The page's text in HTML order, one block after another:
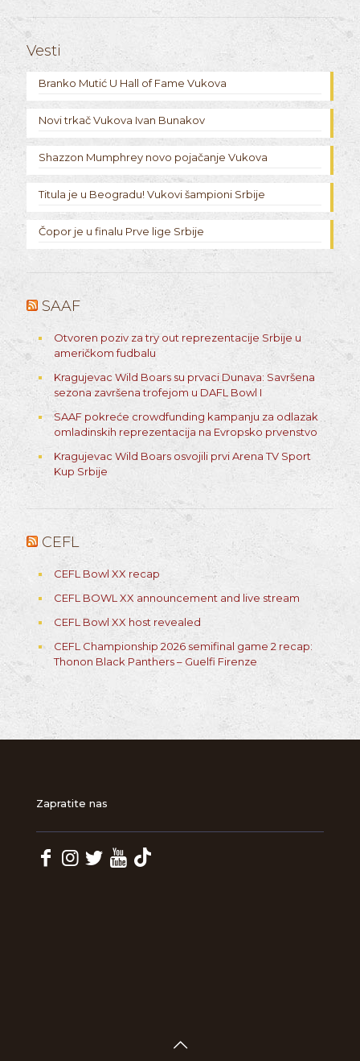
Vesti
Branko Mutić U Hall of Fame Vukova
Novi trkač Vukova Ivan Bunakov
Shazzon Mumphrey novo pojačanje Vukova
Titula je u Beogradu! Vukovi šampioni Srbije
Čopor je u finalu Prve lige Srbije
SAAF
Otvoren poziv za try out reprezentacije Srbije u
američkom fudbalu
Kragujevac Wild Boars su prvaci Dunava: Savršena
sezona završena trofejom u DAFL Bowl I
SAAF pokreće crowdfunding kampanju za odlazak
omladinskih reprezentacija na Evropsko prvenstvo
Kragujevac Wild Boars osvojili prvi Arena TV Sport
Kup Srbije
CEFL
CEFL Bowl XX recap
CEFL BOWL XX announcement and live stream
CEFL Bowl XX host revealed
CEFL Championship 2026 semifinal game 2 recap:
Thonon Black Panthers – Guelfi Firenze
Zapratite nas